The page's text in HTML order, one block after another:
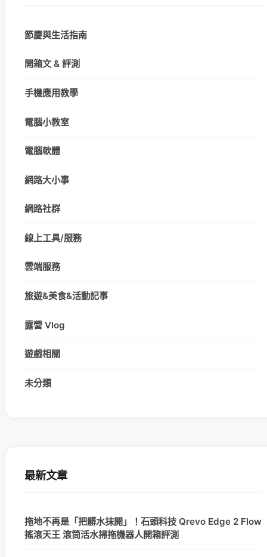
節慶與生活指南
開箱文 & 評測
手機應用教學
電腦小教室
電腦軟體
網路大小事
網路社群
線上工具/服務
雲端服務
旅遊&美食&活動記事
露營 Vlog
遊戲相關
未分類
最新文章
拖地不再是「把髒水抹開」！石頭科技 Qrevo Edge 2 Flow
搖滾天王 滾筒活水掃拖機器人開箱評測